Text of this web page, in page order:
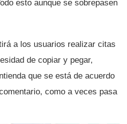
esto aunque se sobrepasen
a los usuarios realizar citas
de copiar y pegar,
que se está de acuerdo
como a veces pasa